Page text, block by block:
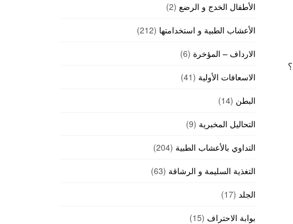
الأطفال الخدج و الرضع (2)
الأعشاب الطبية و استخدامتها (212)
الارداف – المؤخرة (6)
الاسعافات الأولية (41)
البطن (14)
التحاليل المخبرية (9)
التداوي بالأعشاب الطبية (204)
التغذية السليمة و الرشاقة (63)
الجلد (17)
بوابة الاحتراف (15)